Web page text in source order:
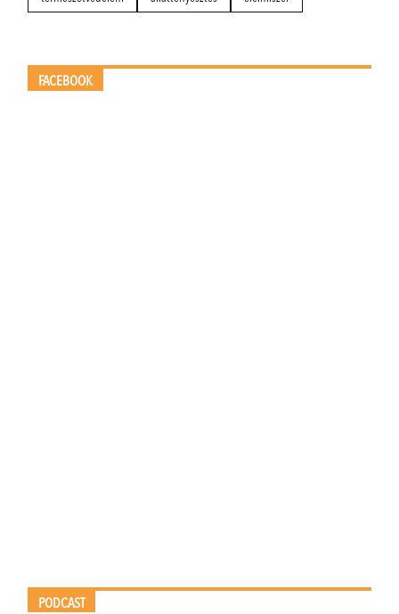
FACEBOOK
PODCAST